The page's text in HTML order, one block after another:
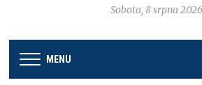
Sobota, 8 srpna 2026
MENU